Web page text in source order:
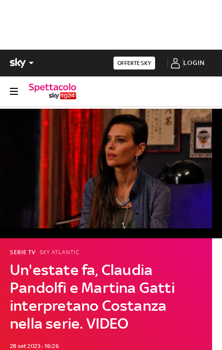
OFFERTE SKY LOGIN
Un'estate fa, Claudia
Pandolfi e Martina Gatti
interpretano Costanza
nella serie. VIDEO
SERIE TV SKY ATLANTIC
28 set 2023 - 16:26